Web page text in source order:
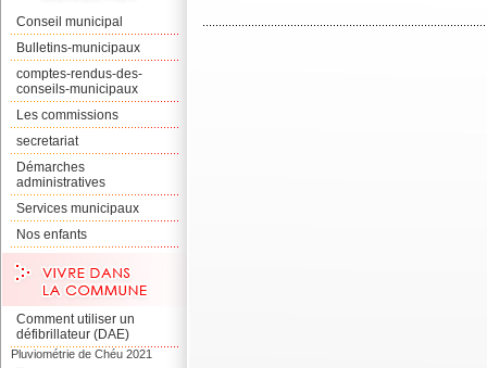
Conseil municipal
Bulletins-municipaux
comptes-rendus-des-
conseils-municipaux
Les commissions
secretariat
Démarches
administratives
Services municipaux
Nos enfants
Comment utiliser un
défibrillateur (DAE)
Pluviométrie de Chéu 2021